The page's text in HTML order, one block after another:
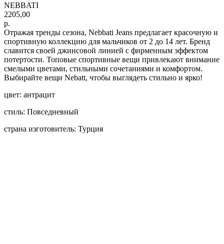
NEBBATI
2205,00
р.
Отражая тренды сезона, Nebbati Jeans предлагает красочную и
спортивную коллекцию для мальчиков от 2 до 14 лет. Бренд
славится своей джинсовой линией с фирменным эффектом
потертости. Топовые спортивные вещи привлекают внимание
смелыми цветами, стильными сочетаниями и комфортом.
Выбирайте вещи Nebatt, чтобы выглядеть стильно и ярко!
цвет: антрацит
стиль: Повседневный
страна изготовитель: Турция